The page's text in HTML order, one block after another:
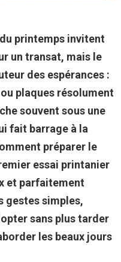
printemps invitent
un transat, mais le
des espérances :
plaques résolument
souvent sous une
fait barrage à la
préparer le
essai printanier
et parfaitement
gestes simples,
sans plus tarder
les beaux jours